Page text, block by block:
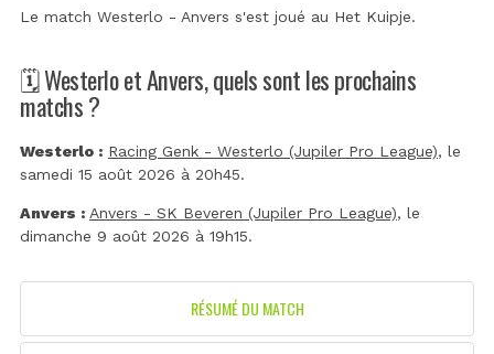
Le match Westerlo - Anvers s'est joué au Het Kuipje.
🗓️ Westerlo et Anvers, quels sont les prochains
matchs ?
Westerlo : Racing Genk - Westerlo (Jupiler Pro League), le
samedi 15 août 2026 à 20h45.
Anvers : Anvers - SK Beveren (Jupiler Pro League), le
dimanche 9 août 2026 à 19h15.
RÉSUMÉ DU MATCH